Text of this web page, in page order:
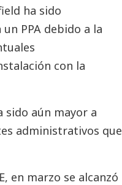
ha sido
PPA debido a la
con la
sido aún mayor a
administrativos que
en marzo se alcanzó